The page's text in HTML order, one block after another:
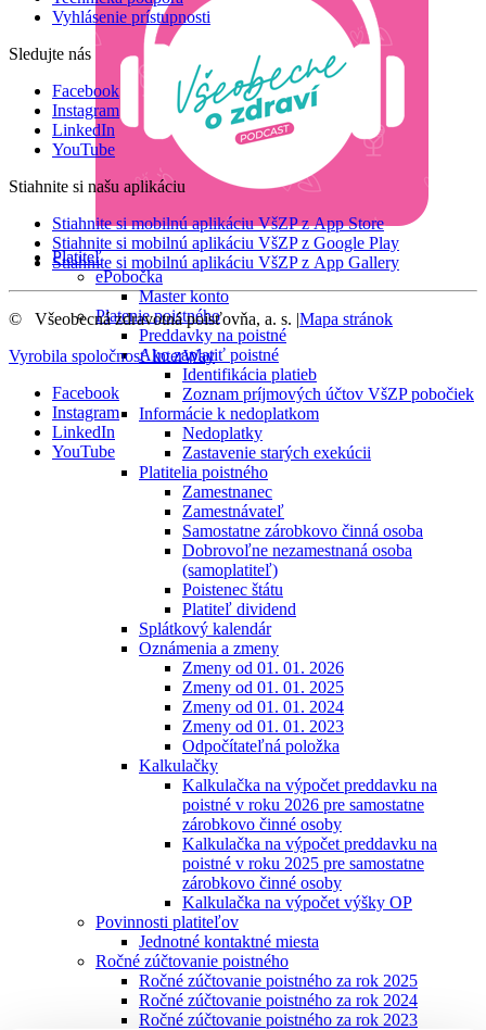
Platiteľ
ePobočka
Master konto
Platenie poistného
Preddavky na poistné
Ako zaplatiť poistné
Identifikácia platieb
Zoznam príjmových účtov VšZP pobočiek
Informácie k nedoplatkom
Nedoplatky
Zastavenie starých exekúcii
Platitelia poistného
Zamestnanec
Zamestnávateľ
Samostatne zárobkovo činná osoba
Dobrovoľne nezamestnaná osoba
(samoplatiteľ)
Poistenec štátu
Platiteľ dividend
Splátkový kalendár
Oznámenia a zmeny
Zmeny od 01. 01. 2026
Zmeny od 01. 01. 2025
Zmeny od 01. 01. 2024
Zmeny od 01. 01. 2023
Odpočítateľná položka
Kalkulačky
Kalkulačka na výpočet preddavku na
poistné v roku 2026 pre samostatne
zárobkovo činné osoby
Kalkulačka na výpočet preddavku na
poistné v roku 2025 pre samostatne
zárobkovo činné osoby
Kalkulačka na výpočet výšky OP
Povinnosti platiteľov
Jednotné kontaktné miesta
Ročné zúčtovanie poistného
Ročné zúčtovanie poistného za rok 2025
Ročné zúčtovanie poistného za rok 2024
Ročné zúčtovanie poistného za rok 2023
Vyhlásenie prístupnosti
Sledujte nás
Facebook
Instagram
LinkedIn
YouTube
Stiahnite si našu aplikáciu
Stiahnite si mobilnú aplikáciu VšZP z App Store
Stiahnite si mobilnú aplikáciu VšZP z Google Play
Stiahnite si mobilnú aplikáciu VšZP z App Gallery
© Všeobecná zdravotná poisťovňa, a. s. |Mapa stránok
Vyrobila spoločnosťInterWay
Facebook
Instagram
LinkedIn
YouTube